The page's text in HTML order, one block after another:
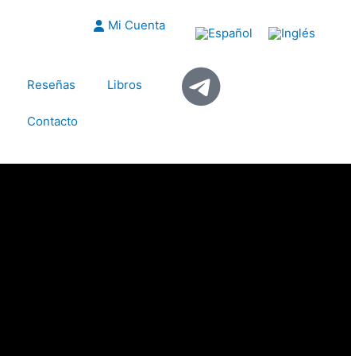
Mi Cuenta
Reseñas Libros
Contacto